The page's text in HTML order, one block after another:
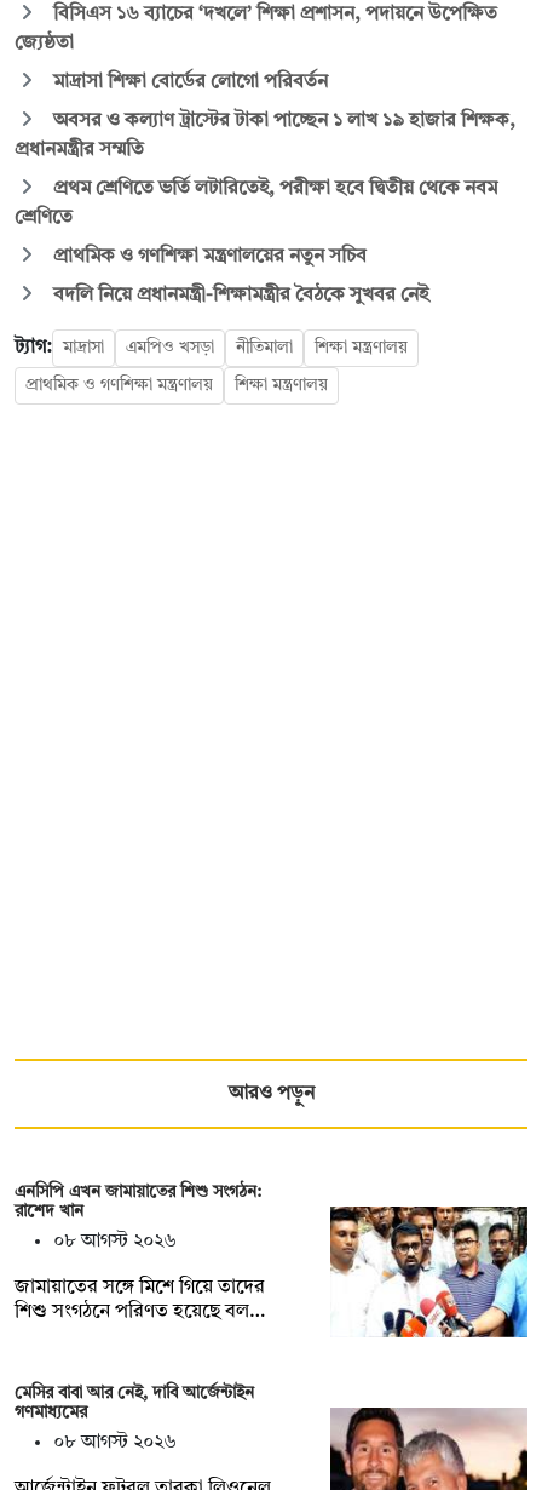
বিসিএস ১৬ ব্যাচের ‘দখলে’ শিক্ষা প্রশাসন, পদায়নে উপেক্ষিত
জ্যেষ্ঠতা
মাদ্রাসা শিক্ষা বোর্ডের লোগো পরিবর্তন
অবসর ও কল্যাণ ট্রাস্টের টাকা পাচ্ছেন ১ লাখ ১৯ হাজার শিক্ষক,
প্রধানমন্ত্রীর সম্মতি
প্রথম শ্রেণিতে ভর্তি লটারিতেই, পরীক্ষা হবে দ্বিতীয় থেকে নবম
শ্রেণিতে
প্রাথমিক ও গণশিক্ষা মন্ত্রণালয়ের নতুন সচিব
বদলি নিয়ে প্রধানমন্ত্রী-শিক্ষামন্ত্রীর বৈঠকে সুখবর নেই
ট্যাগ: মাদ্রাসা এমপিও খসড়া নীতিমালা শিক্ষা মন্ত্রণালয়
প্রাথমিক ও গণশিক্ষা মন্ত্রণালয় শিক্ষা মন্ত্রণালয়
আরও পড়ুন
এনসিপি এখন জামায়াতের শিশু সংগঠন:
রাশেদ খান
০৮ আগস্ট ২০২৬
জামায়াতের সঙ্গে মিশে গিয়ে তাদের
শিশু সংগঠনে পরিণত হয়েছে বল…
মেসির বাবা আর নেই, দাবি আর্জেন্টাইন
গণমাধ্যমের
০৮ আগস্ট ২০২৬